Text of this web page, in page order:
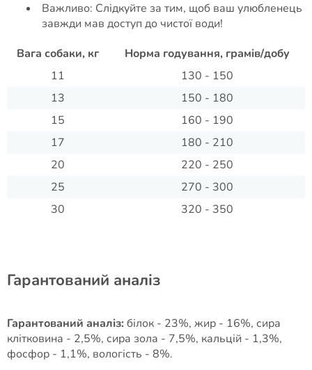
Важливо: Слідкуйте за тим, щоб ваш улюбленець
завжди мав доступ до чистої води!​
Вага собаки, кг
Норма годування, грамів/добу
11
130 - 150
13
150 - 180
15
160 - 190
17
180 - 210
20
220 - 250
25
270 - 300
30
320 - 350
Гарантований аналіз
Гарантований аналіз: білок - 23%, жир - 16%, сира
клітковина - 2,5%, сира зола - 7,5%, кальцій - 1,3%,
фосфор - 1,1%, вологість - 8%.